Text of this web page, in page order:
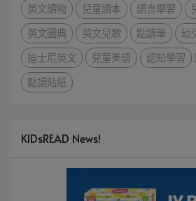
英文讀物
兒童讀本 語言學習
英文圖典
英文兒歌 點讀筆 幼
迪士尼英文
兒童美語 認知學習
點讀貼紙
KIDsREAD News!